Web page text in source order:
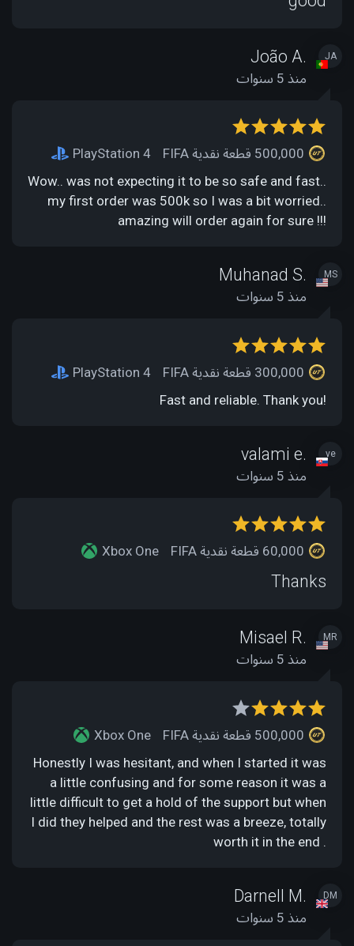
JA
João A.
منذ 5 سنوات
PlayStation 4
Wow.. was not expecting it to be so safe and fast..
my first order was 500k so I was a bit worried..
amazing will order again for sure !!!
MS
Muhanad S.
منذ 5 سنوات
PlayStation 4
Fast and reliable. Thank you!
ve
valami e.
منذ 5 سنوات
Xbox One
Thanks
MR
Misael R.
منذ 5 سنوات
Xbox One
Honestly I was hesitant, and when I started it was
a little confusing and for some reason it was a
little difficult to get a hold of the support but when
I did they helped and the rest was a breeze, totally
worth it in the end .
DM
Darnell M.
منذ 5 سنوات